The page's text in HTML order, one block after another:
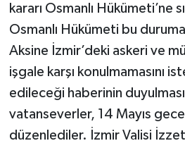
kararı Osmanlı Hükümeti’ne
Osmanlı Hükümeti bu duruma
Aksine İzmir’deki askeri ve
işgale karşı konulmamasını
edileceği haberinin
vatanseverler, 14 Mayıs
düzenlediler. İzmir Valisi